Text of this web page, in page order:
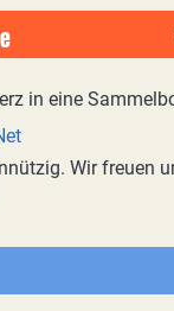
Wir freuen